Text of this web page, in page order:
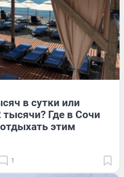
в сутки или
тысячи? Где в Сочи
этим
1